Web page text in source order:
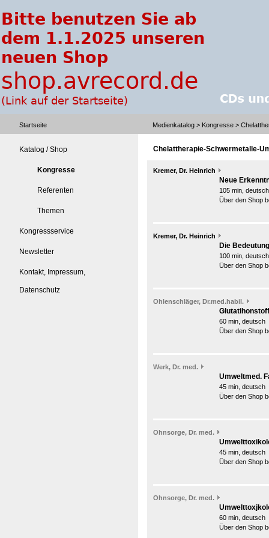
Startseite Medienkatalog > Kongresse >
Katalog / Shop
Kongresse
Referenten
Themen
Kongressservice
Newsletter
Kontakt, Impressum,
Datenschutz
Chelattherapie-Schwermetalle-
Kremer, Dr. Heinrich
Neue
105 min, deutsch
Über den Shop
Kremer, Dr. Heinrich
Die
100 min, deutsch
Über den Shop
Ohlenschläger, Dr.med.habil.
60 min, deutsch
Über den Shop
Werk, Dr. med.
Umweltmed.
45 min, deutsch
Über den Shop
Ohnsorge, Dr. med.
45 min, deutsch
Über den Shop
Ohnsorge, Dr. med.
60 min, deutsch
Über den Shop